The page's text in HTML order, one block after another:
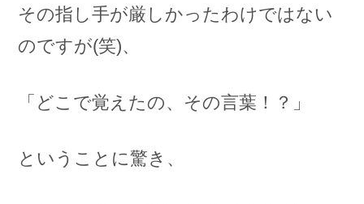
その指し手が厳しかったわけではない
のですが(笑)、
「どこで覚えたの、その言葉！？」
ということに驚き、